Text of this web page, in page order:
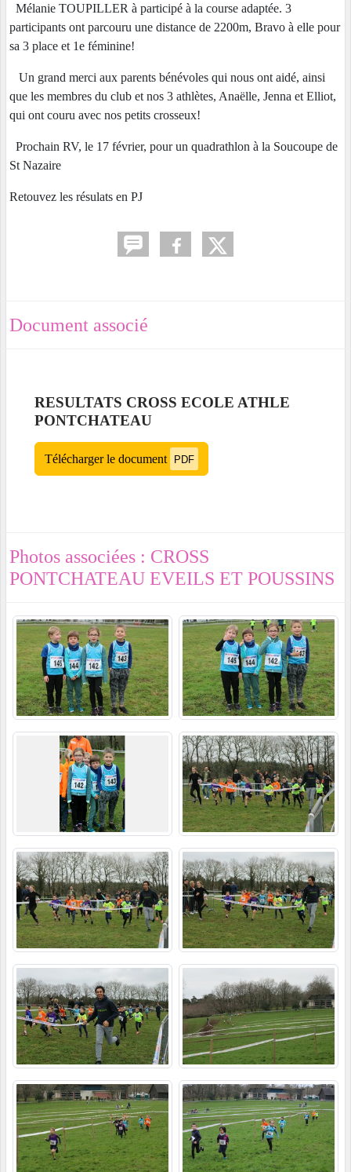
Mélanie TOUPILLER à participé à la course adaptée. 3
participants ont parcouru une distance de 2200m, Bravo à elle pour
sa 3 place et 1e féminine!
Un grand merci aux parents bénévoles qui nous ont aidé, ainsi
que les membres du club et nos 3 athlètes, Anaëlle, Jenna et Elliot,
qui ont couru avec nos petits crosseux!
Prochain RV, le 17 février, pour un quadrathlon à la Soucoupe de
St Nazaire
Retouvez les résulats en PJ
Document associé
RESULTATS CROSS ECOLE ATHLE
PONTCHATEAU
Télécharger le document PDF
Photos associées : CROSS
PONTCHATEAU EVEILS ET POUSSINS